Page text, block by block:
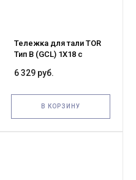
Тележка для тали TOR
Тип В (GCL) 1Х18 с
передвижения (G)
6 329 руб.
В КОРЗИНУ